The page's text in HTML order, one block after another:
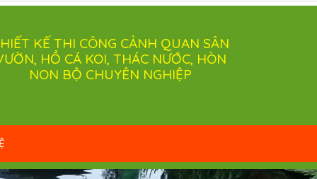
KẾ THI CÔNG CẢNH QUAN SÂN
HỒ CÁ KOI, THÁC NƯỚC, HÒN
NON BỘ CHUYÊN NGHIỆP